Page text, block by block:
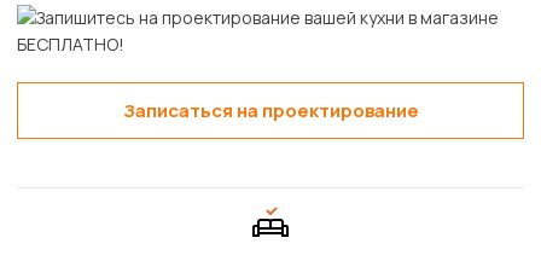
Записаться на проектирование